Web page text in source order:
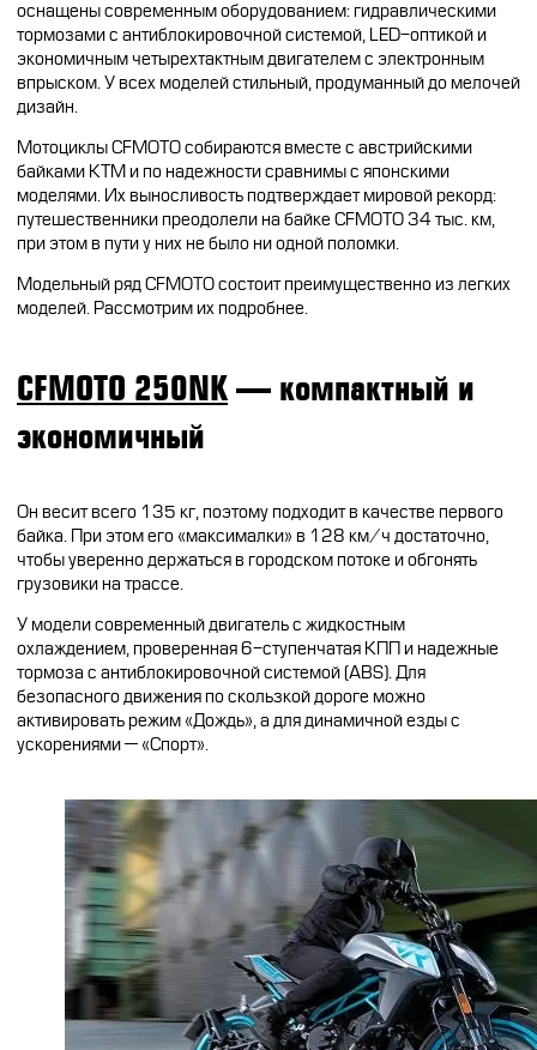
оснащены современным оборудованием: гидравлическими
тормозами с антиблокировочной системой, LED-оптикой и
экономичным четырехтактным двигателем с электронным
впрыском. У всех моделей стильный, продуманный до мелочей
дизайн.
Мотоциклы CFMOTO собираются вместе с австрийскими
байками KTM и по надежности сравнимы с японскими
моделями. Их выносливость подтверждает мировой рекорд:
путешественники преодолели на байке CFMOTO 34 тыс. км,
при этом в пути у них не было ни одной поломки.
Модельный ряд CFMOTO состоит преимущественно из легких
моделей. Рассмотрим их подробнее.
CFMOTO 250NK— компактный и
экономичный
Он весит всего 135 кг, поэтому подходит в качестве первого
байка. При этом его «максималки» в 128 км/ч достаточно,
чтобы уверенно держаться в городском потоке и обгонять
грузовики на трассе.
У модели современный двигатель с жидкостным
охлаждением, проверенная 6-ступенчатая КПП и надежные
тормоза с антиблокировочной системой (ABS). Для
безопасного движения по скользкой дороге можно
активировать режим «Дождь», а для динамичной езды с
ускорениями — «Спорт».